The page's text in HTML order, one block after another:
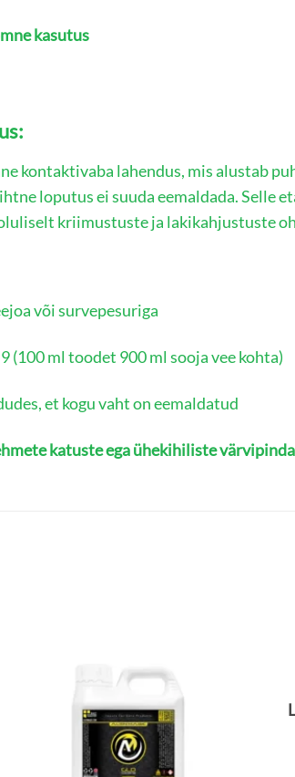
kasutus
kontaktivaba lahendus, mis alustab
loputus ei suuda eemaldada. Selle
kriimustuste ja lakikahjustuste
või survepesuriga
(100 ml toodet 900 ml sooja vee kohta)
et kogu vaht on eemaldatud
katuste ega ühekihiliste